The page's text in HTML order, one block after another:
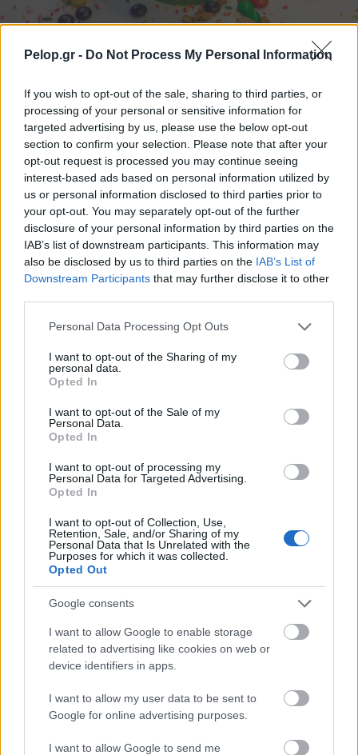
Pelop.gr - Do Not Process My Personal Information
If you wish to opt-out of the sale, sharing to third parties, or
processing of your personal or sensitive information for
targeted advertising by us, please use the below opt-out
section to confirm your selection. Please note that after your
opt-out request is processed you may continue seeing
interest-based ads based on personal information utilized by
us or personal information disclosed to third parties prior to
your opt-out. You may separately opt-out of the further
disclosure of your personal information by third parties on the
IAB’s list of downstream participants. This information may
also be disclosed by us to third parties on the IAB’s List of
Downstream Participants that may further disclose it to other
Please note that this website/app uses one or more Google
not limited to your visit or usage behaviour. You may click to
grant or deny consent to Google and its third-party tags to
use your data for below specified purposes in below Google
consent section.
Personal Data Processing Opt Outs
I want to opt-out of the Sharing of my
personal data.
Opted In
I want to opt-out of the Sale of my
Personal Data.
Opted In
I want to opt-out of processing my
Personal Data for Targeted Advertising.
Opted In
I want to opt-out of Collection, Use,
Retention, Sale, and/or Sharing of my
Personal Data that Is Unrelated with the
Purposes for which it was collected.
Opted Out
Google consents
I want to allow Google to enable storage
related to advertising like cookies on web or
device identifiers in apps.
I want to allow my user data to be sent to
Google for online advertising purposes.
I want to allow Google to send me
Frozen yogurt ή παγωτό; Ποιο είναι τελικά πιο υγιεινό
Η Apple αποφασίζει ποιος μένει και ποιος φεύγει και
Ο Μητροπολίτης Καλαβρύτων και Αιγιαλείας
Ιερώνυμος στην Αρτα ΦΩΤΟ